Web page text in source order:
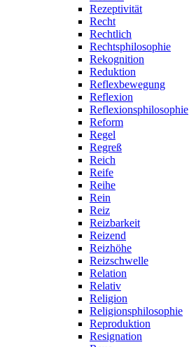
Rezeptivität
Recht
Rechtlich
Rechtsphilosophie
Rekognition
Reduktion
Reflexbewegung
Reflexion
Reflexionsphilosophie
Reform
Regel
Regreß
Reich
Reife
Reihe
Rein
Reiz
Reizbarkeit
Reizend
Reizhöhe
Reizschwelle
Relation
Relativ
Religion
Religionsphilosophie
Reproduktion
Resignation